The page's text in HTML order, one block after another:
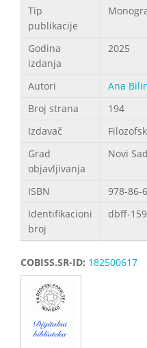
Tip
publikacije
Godina
izdanja
2025
Autori Ana
Broj strana
194
Izdavač
Grad
objavljivanja
Novi Sad
ISBN
978-86-
Identifikacioni
broj
dbff-
COBISS.SR-ID: 182500617